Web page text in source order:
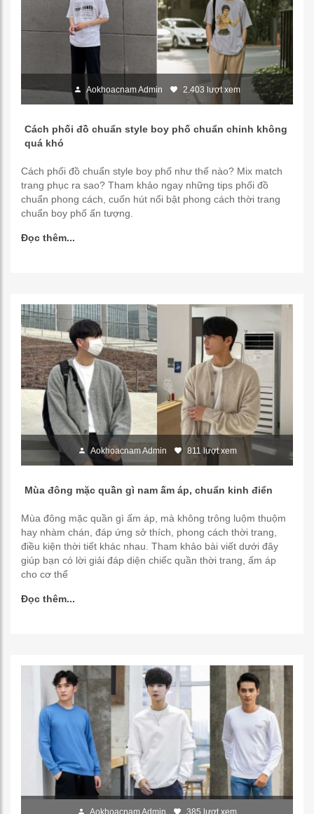
Aokhoacnam Admin 2.403 lượt xem
Cách phối đồ chuẩn style boy phố chuẩn chỉnh không
quá khó
Cách phối đồ chuẩn style boy phố như thế nào? Mix match
trang phục ra sao? Tham khảo ngay những tips phối đồ
chuẩn phong cách, cuốn hút nổi bật phong cách thời trang
chuẩn boy phố ấn tượng.
Đọc thêm...
Aokhoacnam Admin 811 lượt xem
Mùa đông mặc quần gì nam ấm áp, chuẩn kinh điển
Mùa đông mặc quần gì ấm áp, mà không trông luộm thuộm
hay nhàm chán, đáp ứng sở thích, phong cách thời trang,
điều kiện thời tiết khác nhau. Tham khảo bài viết dưới đây
giúp bạn có lời giải đáp diện chiếc quần thời trang, ấm áp
cho cơ thể
Đọc thêm...
Aokhoacnam Admin 385 lượt xem